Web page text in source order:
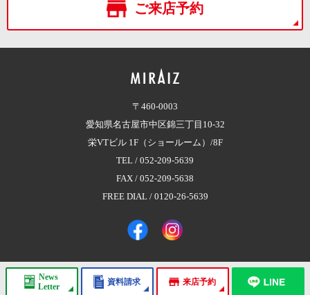
ご来店予約
News
Letter
資料請求 来店予約
〒460-0003
愛知県名古屋市中区錦三丁目10-32
栄VTビル 1F（ショールーム）/8F
TEL / 052-209-5639
FAX / 052-209-5638
FREE DIAL / 0120-26-5639
Copyright © 2017 株式会社MIRAIZ（ミライズ）All Rights Reserved.